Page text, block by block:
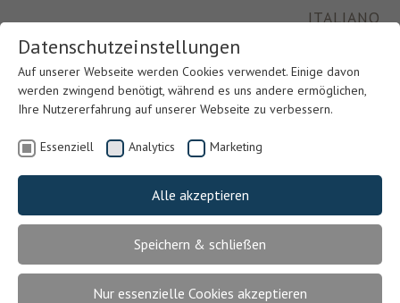
ITALIANO
Previous
Datenschutzeinstellungen
Auf unserer Webseite werden Cookies verwendet. Einige davon
werden zwingend benötigt, während es uns andere ermöglichen,
Ihre Nutzererfahrung auf unserer Webseite zu verbessern.
Essenziell Analytics Marketing
Alle akzeptieren
Speichern & schließen
Nur essenzielle Cookies akzeptieren